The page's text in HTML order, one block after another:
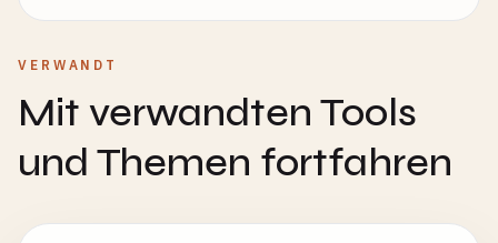
VERWANDT
Mit verwandten Tools
und Themen fortfahren